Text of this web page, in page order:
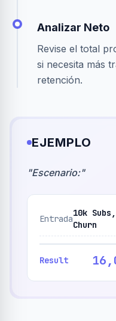
Analizar Neto
Revise el total
si necesita más
retención.
EJEMPLO
"Escenario:"
Entrada
10k
Churn
Result